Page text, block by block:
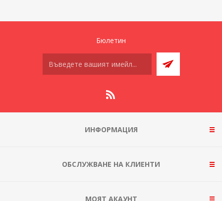
Бюлетин
ИНФОРМАЦИЯ
ОБСЛУЖВАНЕ НА КЛИЕНТИ
МОЯТ АКАУНТ